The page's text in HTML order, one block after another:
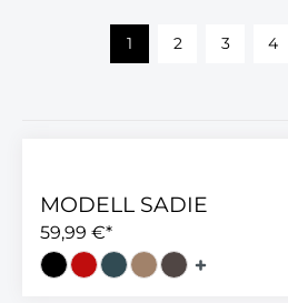
1 2 3 4
MODELL SADIE
59,99 €*